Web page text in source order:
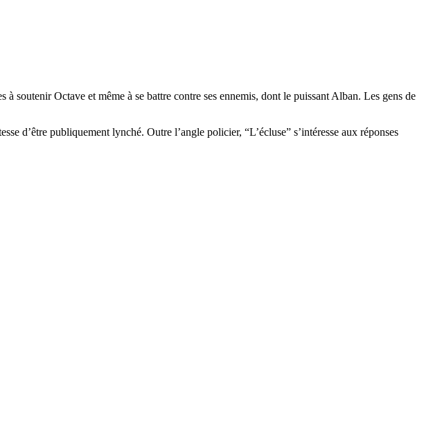
soutenir Octave et même à se battre contre ses ennemis, dont le puissant Alban. Les gens de
d’être publiquement lynché. Outre l’angle policier, “L’écluse” s’intéresse aux réponses